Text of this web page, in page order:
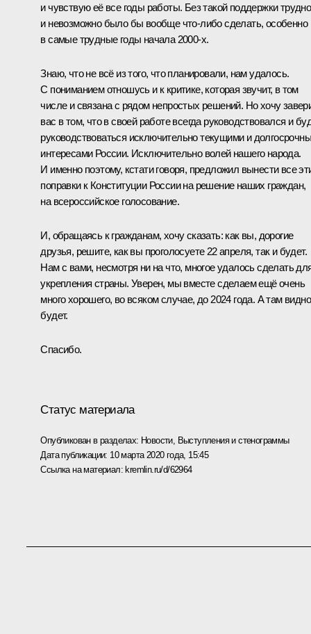
и чувствую её все годы работы. Без такой поддержки трудно
и невозможно было бы вообще что‑либо сделать, особенно
в самые трудные годы начала 2000‑х.
Знаю, что не всё из того, что планировали, нам удалось.
С пониманием отношусь и к критике, которая звучит, в том
числе и связана с рядом непростых решений. Но хочу
вас в том, что в своей работе всегда руководствовался и
руководствоваться исключительно текущими и
интересами России. Исключительно волей нашего народа.
И именно поэтому, кстати говоря, предложил вынести все
поправки к Конституции России на решение наших граждан,
на всероссийское голосование.
И, обращаясь к гражданам, хочу сказать: как вы, дорогие
друзья, решите, как вы проголосуете 22 апреля, так и будет.
Нам с вами, несмотря ни на что, многое удалось сделать
укрепления страны. Уверен, мы вместе сделаем ещё очень
много хорошего, во всяком случае, до 2024 года. А там видно
будет.
Спасибо.
Статус материала
Опубликован в разделах: Новости, Выступления и стенограммы
Дата публикации: 10 марта 2020 года, 15:45
Ссылка на материал: kremlin.ru/d/62964